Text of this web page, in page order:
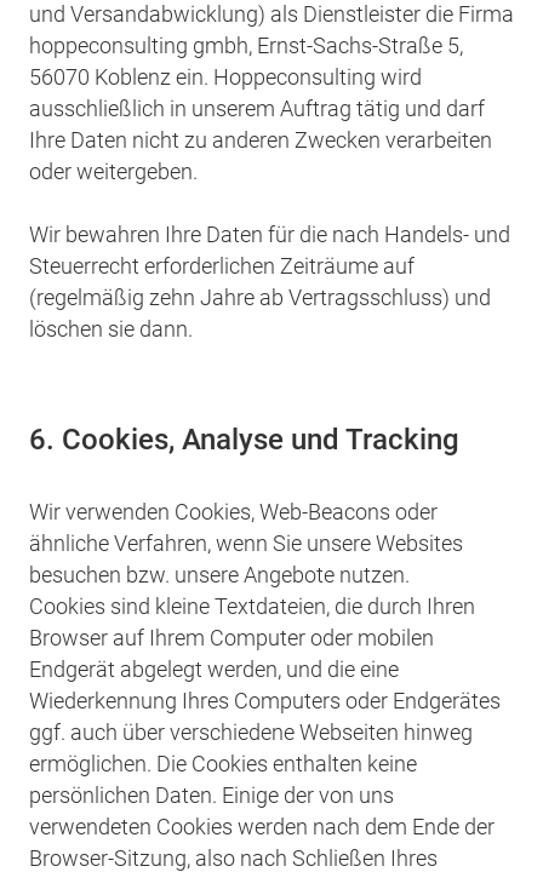
und Versandabwicklung) als Dienstleister die Firma
hoppeconsulting gmbh, Ernst-Sachs-Straße 5,
56070 Koblenz ein. Hoppeconsulting wird
ausschließlich in unserem Auftrag tätig und darf
Ihre Daten nicht zu anderen Zwecken verarbeiten
oder weitergeben.
Wir bewahren Ihre Daten für die nach Handels- und
Steuerrecht erforderlichen Zeiträume auf
(regelmäßig zehn Jahre ab Vertragsschluss) und
löschen sie dann.
6. Cookies, Analyse und Tracking
Wir verwenden Cookies, Web-Beacons oder
ähnliche Verfahren, wenn Sie unsere Websites
besuchen bzw. unsere Angebote nutzen.
Cookies sind kleine Textdateien, die durch Ihren
Browser auf Ihrem Computer oder mobilen
Endgerät abgelegt werden, und die eine
Wiederkennung Ihres Computers oder Endgerätes
ggf. auch über verschiedene Webseiten hinweg
ermöglichen. Die Cookies enthalten keine
persönlichen Daten. Einige der von uns
verwendeten Cookies werden nach dem Ende der
Browser-Sitzung, also nach Schließen Ihres